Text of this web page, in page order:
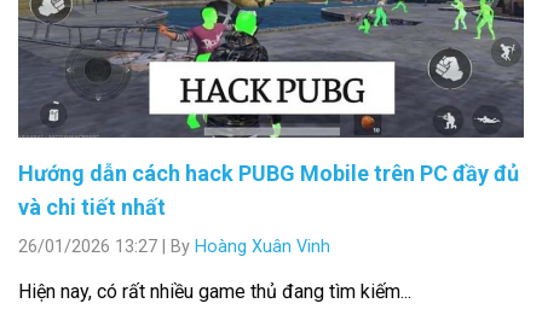
Hướng dẫn cách hack PUBG Mobile trên PC đầy đủ
và chi tiết nhất
26/01/2026 13:27 By Hoàng Xuân Vinh
Hiện nay, có rất nhiều game thủ đang tìm kiếm...